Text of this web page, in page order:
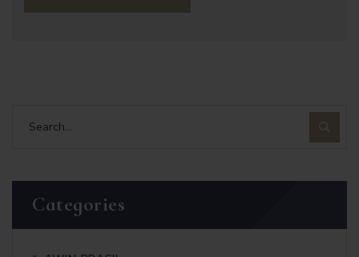
Categories